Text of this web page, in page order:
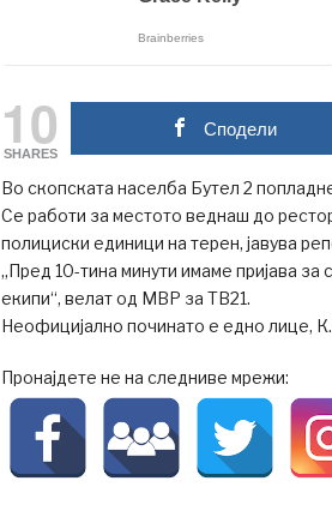
10
SHARES
Сподели
Во скопската населба Бутел 2
Се работи за местото веднаш до
полициски единици на терен, јавува
„Пред 10-тина минути имаме пријава
екипи“, велат од МВР за ТВ21.
Неофицијално починато е едно лице,
Пронајдете не на следниве мрежи: